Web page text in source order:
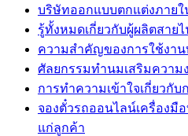
บริษัทออกแบบตกแต่งภายใ
รู้ทั้งหมดเกี่ยวกับผู้ผลิตสาย
ความสำคัญของการใช้งา
ศัลยกรรมทำนมเสริมควา
การทำความเข้าใจเกี่ยวกับ
จองตั๋วรถออนไลน์เครื่องมื
แก่ลูกค้า